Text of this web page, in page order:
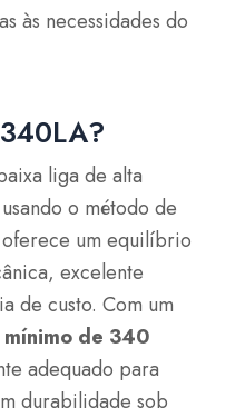
às necessidades do
liga de alta
o método de
um equilíbrio
excelente
de custo. Com um
de 340
adequado para
durabilidade sob